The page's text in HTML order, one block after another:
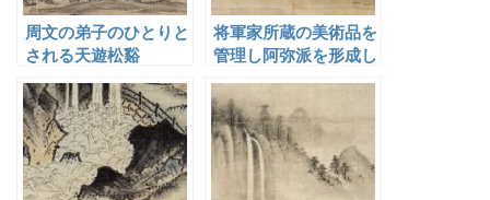
周文の弟子のひとりと
される天遊松谿
将軍家所蔵の美術品を
管理し阿弥派を形成し
た能阿弥